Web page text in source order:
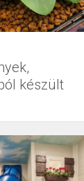
készült